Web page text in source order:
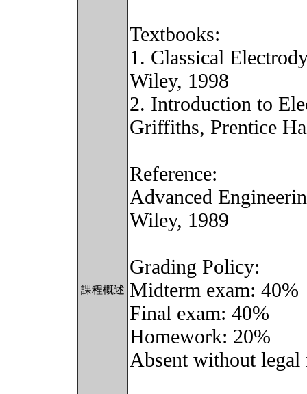
課程概述
Textbooks:
1. Classical
Wiley, 1998
2. Introduction to
Griffiths, Prentice
Reference:
Advanced
Wiley, 1989
Grading Policy:
Midterm exam: 40%
Final exam: 40%
Homework: 20%
Absent without legal